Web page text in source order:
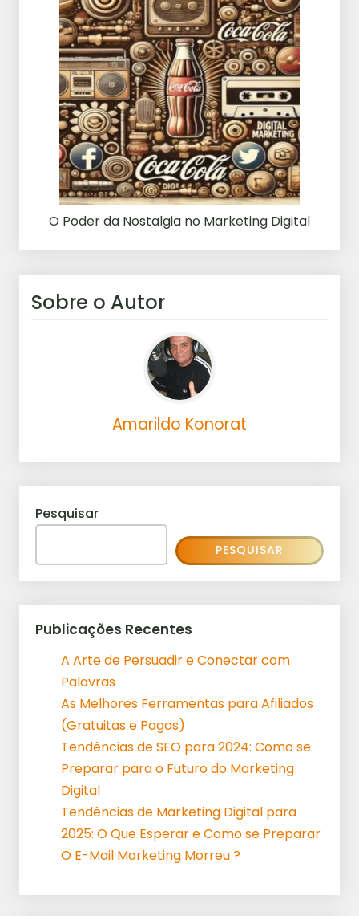
O Poder da Nostalgia no Marketing Digital
Sobre o Autor
Amarildo Konorat
Pesquisar
PESQUISAR
Publicações Recentes
A Arte de Persuadir e Conectar com
Palavras
As Melhores Ferramentas para Afiliados
(Gratuitas e Pagas)
Tendências de SEO para 2024: Como se
Preparar para o Futuro do Marketing
Digital
Tendências de Marketing Digital para
2025: O Que Esperar e Como se Preparar
O E-Mail Marketing Morreu ?